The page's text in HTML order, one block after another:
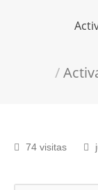
74 visitas